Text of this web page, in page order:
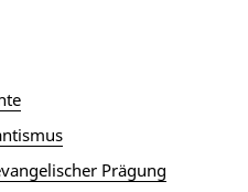
Prägung